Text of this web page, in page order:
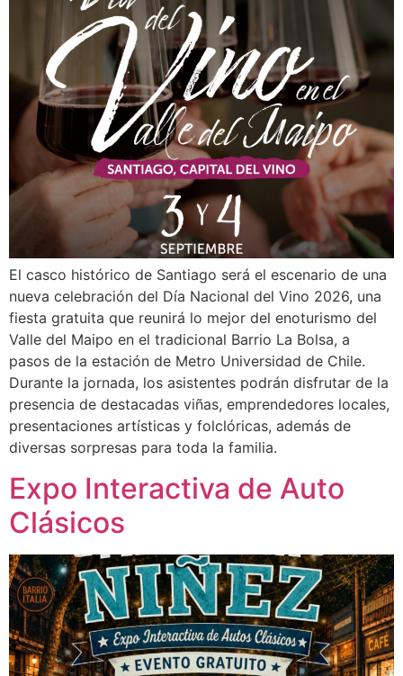
El casco histórico de Santiago será el escenario de una
nueva celebración del Día Nacional del Vino 2026, una
fiesta gratuita que reunirá lo mejor del enoturismo del
Valle del Maipo en el tradicional Barrio La Bolsa, a
pasos de la estación de Metro Universidad de Chile.
Durante la jornada, los asistentes podrán disfrutar de la
presencia de destacadas viñas, emprendedores locales,
presentaciones artísticas y folclóricas, además de
diversas sorpresas para toda la familia.
Expo Interactiva de Auto
Clásicos